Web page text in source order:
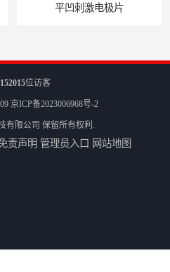
平凹刺激电极片
152015位访客
京ICP备2023006968号-2
有限公司 保留所有权利.
责声明 管理员入口 网站地图